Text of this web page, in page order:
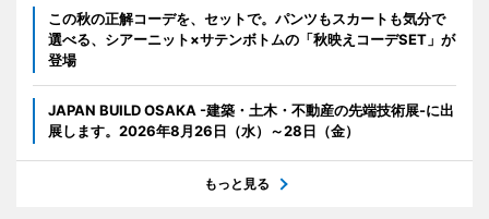
この秋の正解コーデを、セットで。パンツもスカートも気分で
選べる、シアーニット×サテンボトムの「秋映えコーデSET」が
登場
JAPAN BUILD OSAKA -建築・土木・不動産の先端技術展-に出
展します。2026年8月26日（水）～28日（金）
もっと見る